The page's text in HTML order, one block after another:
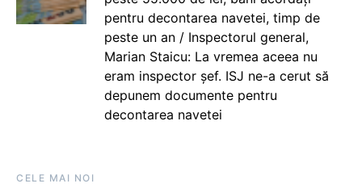
pentru decontarea navetei, timp de
peste un an / Inspectorul general,
Marian Staicu: La vremea aceea nu
eram inspector șef. ISJ ne-a cerut să
depunem documente pentru
decontarea navetei
CELE MAI NOI